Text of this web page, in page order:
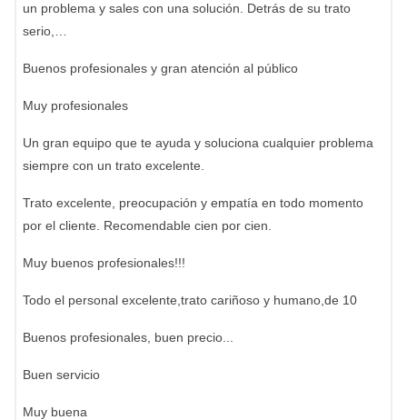
un problema y sales con una solución. Detrás de su trato
serio,…
Buenos profesionales y gran atención al público
Muy profesionales
Un gran equipo que te ayuda y soluciona cualquier problema
siempre con un trato excelente.
Trato excelente, preocupación y empatía en todo momento
por el cliente. Recomendable cien por cien.
Muy buenos profesionales!!!
Todo el personal excelente,trato cariñoso y humano,de 10
Buenos profesionales, buen precio...
Buen servicio
Muy buena